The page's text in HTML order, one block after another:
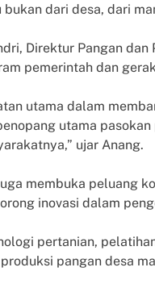
bukan dari desa, dari
Direktur Pangan
pemerintah dan
utama dalam
utama
ujar Anang.
membuka peluang
inovasi dalam
pertanian,
pangan desa